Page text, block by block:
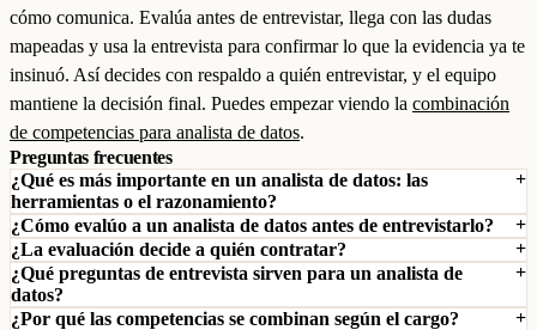
cómo comunica. Evalúa antes de entrevistar, llega con las dudas
mapeadas y usa la entrevista para confirmar lo que la evidencia ya te
insinuó. Así decides con respaldo a quién entrevistar, y el equipo
mantiene la decisión final. Puedes empezar viendo la combinación
de competencias para analista de datos.
Preguntas frecuentes
¿Qué es más importante en un analista de datos: las
herramientas o el razonamiento?
¿Cómo evalúo a un analista de datos antes de entrevistarlo?
¿La evaluación decide a quién contratar?
¿Qué preguntas de entrevista sirven para un analista de
datos?
¿Por qué las competencias se combinan según el cargo?